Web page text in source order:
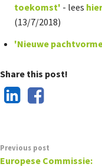
toekomst' - lees
(13/7/2018)
'Nieuwe
Share this post!
Previous post
Europese Commissie: